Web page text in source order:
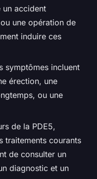
un accident
une opération de
induire ces
symptômes incluent
érection, une
ou une
de la PDE5,
traitements courants
de consulter un
diagnostic et un